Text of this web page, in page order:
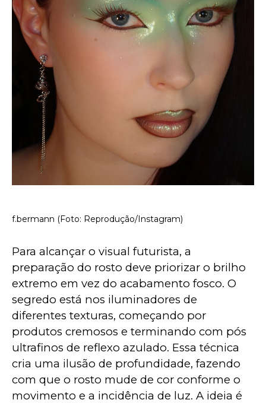
f.bermann (Foto: Reprodução/Instagram)
Para alcançar o visual futurista, a
preparação do rosto deve priorizar o brilho
extremo em vez do acabamento fosco. O
segredo está nos iluminadores de
diferentes texturas, começando por
produtos cremosos e terminando com pós
ultrafinos de reflexo azulado. Essa técnica
cria uma ilusão de profundidade, fazendo
com que o rosto mude de cor conforme o
movimento e a incidência de luz. A ideia é